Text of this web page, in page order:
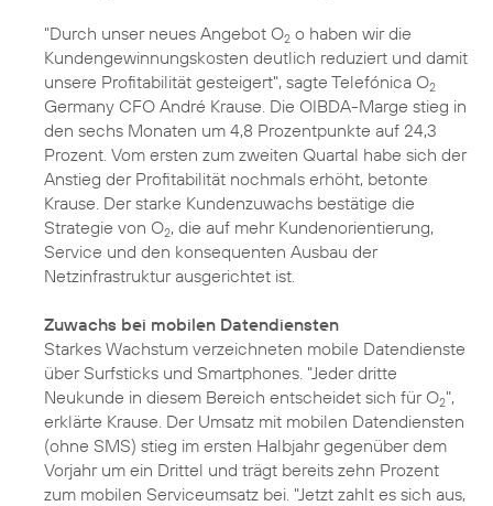
"Durch unser neues Angebot O2 o haben wir die
Kundengewinnungskosten deutlich reduziert und damit
unsere Profitabilität gesteigert", sagte Telefónica O2
Germany CFO André Krause. Die OIBDA-Marge stieg in
den sechs Monaten um 4,8 Prozentpunkte auf 24,3
Prozent. Vom ersten zum zweiten Quartal habe sich der
Anstieg der Profitabilität nochmals erhöht, betonte
Krause. Der starke Kundenzuwachs bestätige die
Strategie von O2, die auf mehr Kundenorientierung,
Service und den konsequenten Ausbau der
Netzinfrastruktur ausgerichtet ist.
Zuwachs bei mobilen Datendiensten
Starkes Wachstum verzeichneten mobile Datendienste
über Surfsticks und Smartphones. "Jeder dritte
Neukunde in diesem Bereich entscheidet sich für O2",
erklärte Krause. Der Umsatz mit mobilen Datendiensten
(ohne SMS) stieg im ersten Halbjahr gegenüber dem
Vorjahr um ein Drittel und trägt bereits zehn Prozent
zum mobilen Serviceumsatz bei. "Jetzt zahlt es sich aus,